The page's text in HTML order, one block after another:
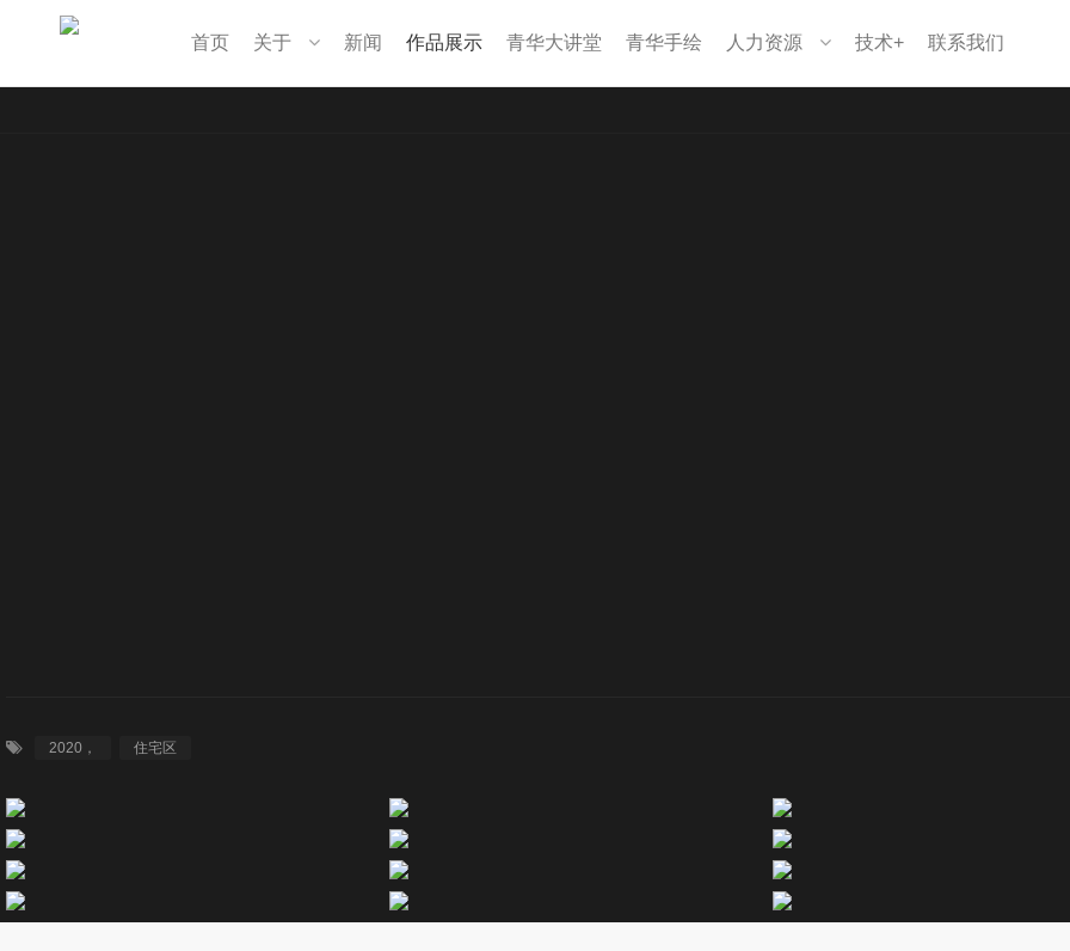
首页 关于 新闻 作品展示 青华大讲堂 青华手绘 人力资源 技术+ 联系我们
2020， 住宅区